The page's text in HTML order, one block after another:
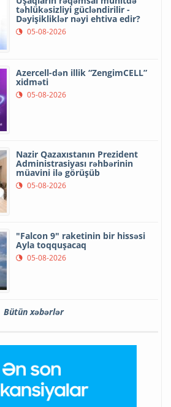
təhlükəsizliyi gücləndirilir -
Dəyişikliklər nəyi ehtiva edir?
05-08-2026
Azercell-dən illik “ZengimCELL”
xidməti
05-08-2026
Nazir Qazaxıstanın Prezident
Administrasiyası rəhbərinin
müavini ilə görüşüb
05-08-2026
"Falcon 9" raketinin bir hissəsi
Ayla toqquşacaq
05-08-2026
Bütün xəbərlər